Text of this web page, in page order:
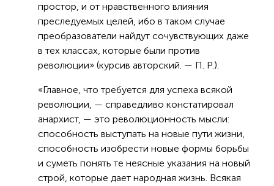
простор, и от нравственного влияния
преследуемых целей, ибо в таком случае
преобразователи найдут сочувствующих даже
в тех классах, которые были против
революции» (курсив авторский. — П. Р.).
«Главное, что требуется для успеха всякой
революции, — справедливо констатировал
анархист, — это революционность мысли:
способность выступать на новые пути жизни,
способность изобрести новые формы борьбы
и суметь понять те неясные указания на новый
строй, которые дает народная жизнь. Всякая